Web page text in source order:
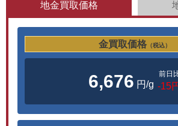
地金買取価格
金買取価格 （税込）
6,676 円/g
前日
-15